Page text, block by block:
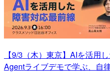
【9/3（木）東京】AIを活用
Agentライブデモで学ぶ、自